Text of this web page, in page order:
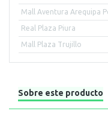
Mall Aventura Arequipa
Real Plaza Piura
Mall Plaza Trujillo
Sobre este producto